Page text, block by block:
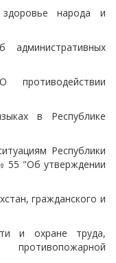
народа и
административных
в Республике
Республики
55 "Об утверждении
гражданского и
и охране труда,